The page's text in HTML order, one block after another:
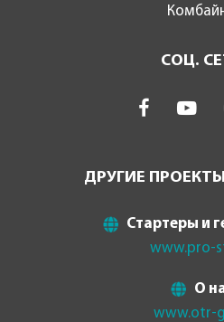
СОЦ.
ДРУГИЕ
Стартеры и
www.pro-
О
www.otr-